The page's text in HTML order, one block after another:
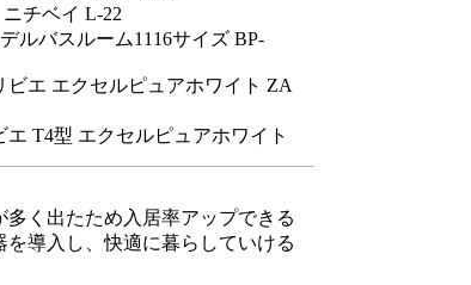
チベイ L-22
ルバスルーム1116サイズ BP-
ビエ エクセルピュアホワイト ZA
T4型 エクセルピュアホワイト
く出たため入居率アップできる
導入し、快適に暮らしていける